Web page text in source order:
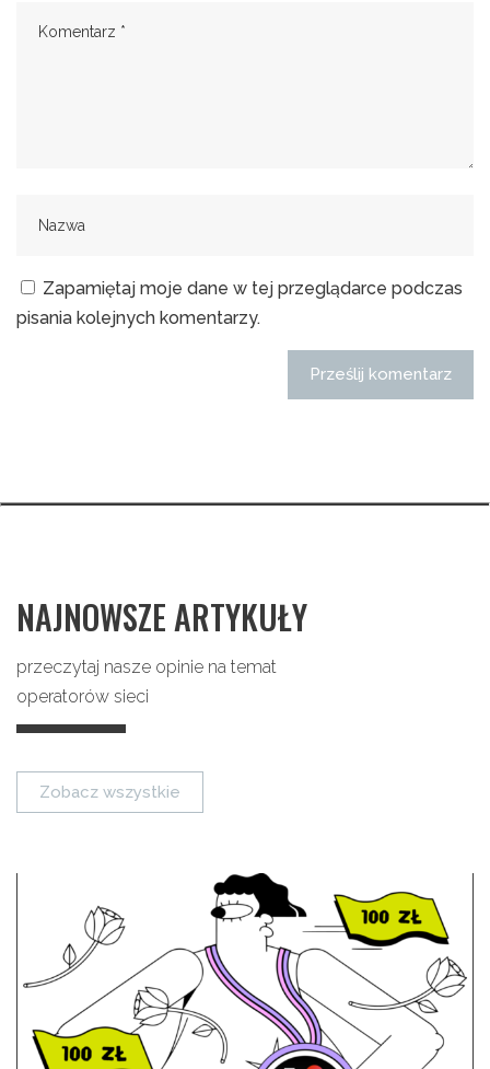
Zapamiętaj moje dane w tej przeglądarce podczas
pisania kolejnych komentarzy.
NAJNOWSZE ARTYKUŁY
przeczytaj nasze opinie na temat
operatorów sieci
Zobacz wszystkie